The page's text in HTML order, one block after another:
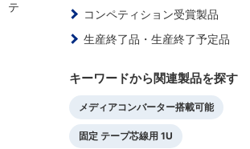
テ
コンペティション受賞製品
生産終了品・生産終了予定品
キーワードから関連製品を探す
メディアコンバーター搭載可能
固定 テープ芯線用 1U